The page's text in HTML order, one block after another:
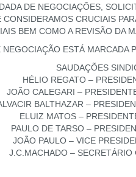
DE NEGOCIAÇÕES,
CRUCIAIS
BEM COMO A REVISÃO DA
NEGOCIAÇÃO ESTÁ MARCADA
SAUDAÇÕES
HÉLIO REGATO –
JOÃO CALEGARI –
BALTHAZAR –
ELUIZ MATOS –
PAULO DE TARSO –
JOÃO PAULO – VICE
J.C.MACHADO – SECRETÁRIO